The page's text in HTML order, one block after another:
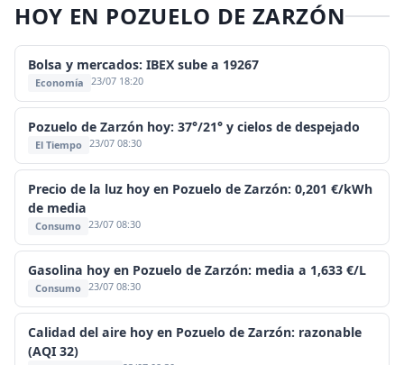
HOY EN POZUELO DE ZARZÓN
Bolsa y mercados: IBEX sube a 19267
Economía 23/07 18:20
Pozuelo de Zarzón hoy: 37°/21° y cielos de despejado
El Tiempo 23/07 08:30
Precio de la luz hoy en Pozuelo de Zarzón: 0,201 €/kWh
de media
Consumo 23/07 08:30
Gasolina hoy en Pozuelo de Zarzón: media a 1,633 €/L
Consumo 23/07 08:30
Calidad del aire hoy en Pozuelo de Zarzón: razonable
(AQI 32)